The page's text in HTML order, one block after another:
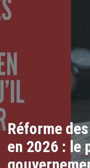
​Réforme
en 2026 : le